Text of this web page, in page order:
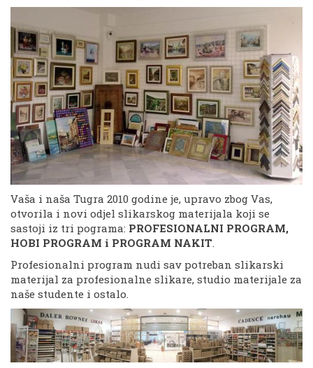
Vaša i naša Tugra 2010 godine je, upravo zbog Vas,
otvorila i novi odjel slikarskog materijala koji se
sastoji iz tri pograma: PROFESIONALNI PROGRAM,
HOBI PROGRAM i PROGRAM NAKIT.
Profesionalni program nudi sav potreban slikarski
materijal za profesionalne slikare, studio materijale za
naše studente i ostalo.